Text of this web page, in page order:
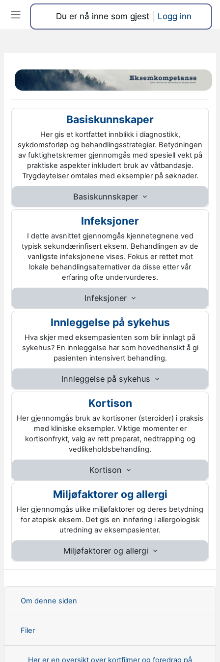
Gå til hovedinnhold
Sidepanel
Du er nå inne som gjest Logg inn
Seksjonsoversikt
Basiskunnskaper
Her gis et kortfattet innblikk i diagnostikk,
sykdomsforløp og behandlingsstrategier. Betydningen
av fuktighetskremer gjennomgås med spesiell vekt på
praktiske aspekter inkludert bruk av våtbandasje.
Trygdeytelser omtales med eksempler på søknader.
Basiskunnskaper
Infeksjoner
I dette avsnittet gjennomgås kjennetegnene ved
typisk sekundærinfisert eksem. Behandlingen av de
vanligste infeksjonene vises. Fokus er rettet mot
lokale behandlingsalternativer da disse etter vår
erfaring ofte undervurderes.
Infeksjoner
Innleggelse på sykehus
Hva skjer med eksempasienten som blir innlagt på
sykehus? En innleggelse har som hovedhensikt å gi
pasienten intensivert behandling.
Innleggelse på sykehus
Kortison
Her gjennomgås bruk av kortisoner (steroider) i praksis
med kliniske eksempler. Viktige momenter er
kortisonfrykt, valg av rett preparat, nedtrapping og
vedlikeholdsbehandling.
Kortison
Miljøfaktorer og allergi
Her gjennomgås ulike miljøfaktorer og deres betydning
for atopisk eksem. Det gis en innføring i allergologisk
utredning av eksempasienter.
Miljøfaktorer og allergi
Om denne siden
Filer
Her er en oversikt over kortfilmer og foredrag på